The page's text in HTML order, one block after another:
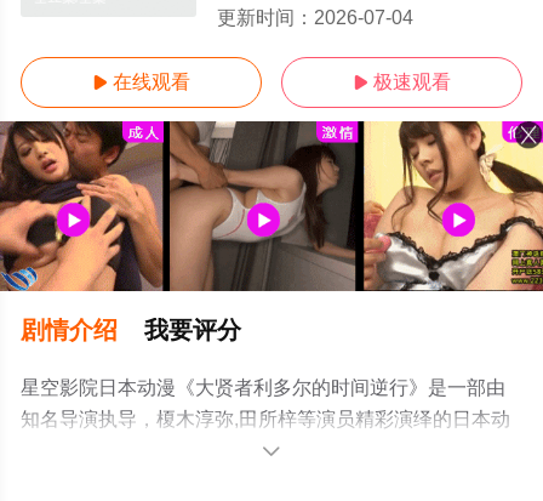
更新时间： 2026-07-04
 在线观看  极速观看
剧情介绍 我要评分
星空影院日本动漫《大贤者利多尔的时间逆行》是一部由
知名导演执导，榎木淳弥,田所梓等演员精彩演绎的日本动
漫，大结局剧情已揭晓（全12集），手机免费观看高清未
